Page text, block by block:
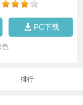
PC下载
色
排行